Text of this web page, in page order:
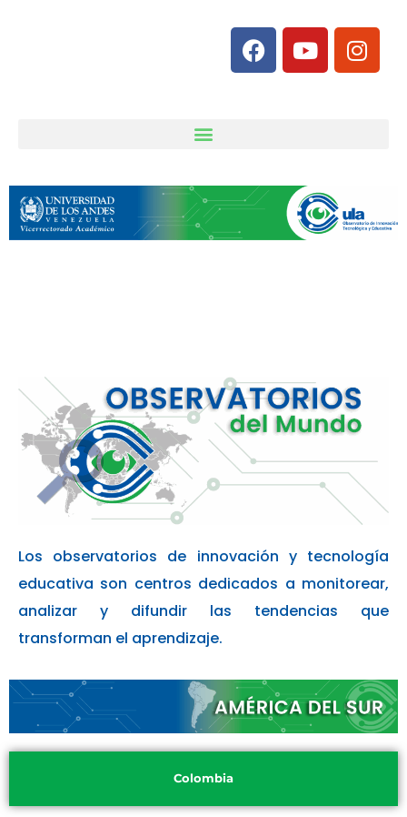
Los observatorios de innovación y tecnología
educativa son centros dedicados a monitorear,
analizar y difundir las tendencias que
transforman el aprendizaje.
Colombia